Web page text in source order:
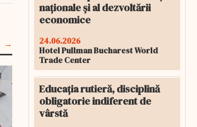
naționale și al dezvoltării
economice
24.06.2026
Hotel Pullman Bucharest World
Trade Center
Educația rutieră, disciplină
obligatorie indiferent de
vârstă